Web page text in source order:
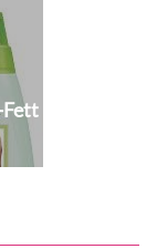
Fett